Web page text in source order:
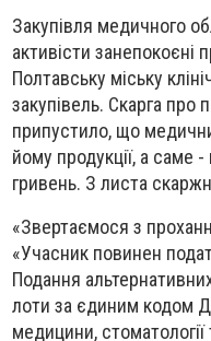
Закупівля медичного
активісти
Полтавську міську
закупівель. Скарга
припустило, що
йому продукції, а саме
гривень. З листа
«Звертаємося з
«Учасник повинен
Подання
лоти за єдиним кодом
медицини,